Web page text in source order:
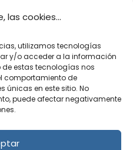
las cookies...
utilizamos tecnologías
y/o acceder a la información
de estas tecnologías nos
comportamiento de
únicas en este sitio. No
puede afectar negativamente
una alternativa a
presentamos
de imágenes
tanto para uso
en tu ordenador. Este